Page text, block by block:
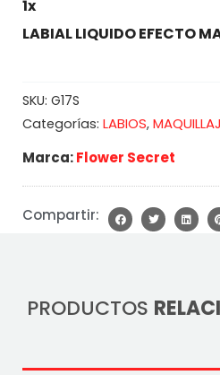
1x
LABIAL LIQUIDO EFECTO
SKU: G17S
Categorías: LABIOS,
Marca:Flower Secret
Compartir:
PRODUCTOS